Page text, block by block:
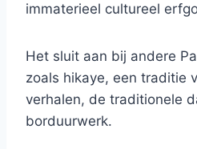
immaterieel cultureel
Het sluit aan bij andere
zoals hikaye, een traditie
verhalen, de traditionele
borduurwerk.